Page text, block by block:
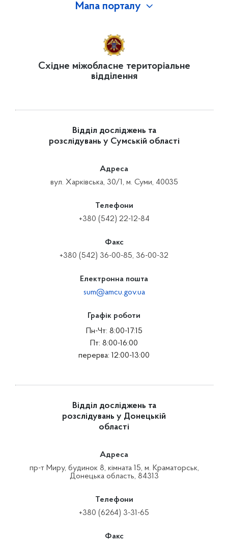
Мапа порталу
Східне міжобласне територіальне
відділення
Відділ досліджень та
розслідувань у Сумській області
Адреса
вул. Харківська, 30/1, м. Суми, 40035
Телефони
+380 (542) 22-12-84
Факс
+380 (542) 36-00-85, 36-00-32
Електронна пошта
sum@amcu.gov.ua
Графік роботи
Пн-Чт: 8:00-17:15
Пт: 8:00-16:00
перерва: 12:00-13:00
Відділ досліджень та
розслідувань у Донецькій
області
Адреса
пр-т Миру, будинок 8, кімната 15, м. Краматорськ,
Донецька область, 84313
Телефони
+380 (6264) 3-31-65
Факс